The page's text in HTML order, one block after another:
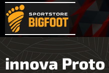
innova Proto